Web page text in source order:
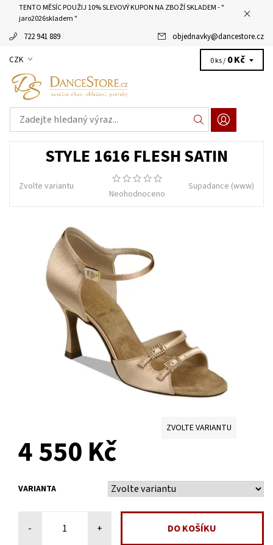
TENTO MĚSÍC POUŽIJ 10% SLEVOVÝ KUPON NA ZBOŽÍ SKLADEM - "
jaro2026skladem "
722 941 889 objednavky@dancestore.cz
CZK 0 ks / 0 Kč
STYLE 1616 FLESH SATIN
Zvolte variantu
Neohodnoceno
Supadance (www)
ZVOLTE VARIANTU
4 550 Kč
VARIANTA
- +